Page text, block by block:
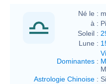
Né le :
à :
Soleil :
Lune :
Dominantes :
Astrologie Chinoise :